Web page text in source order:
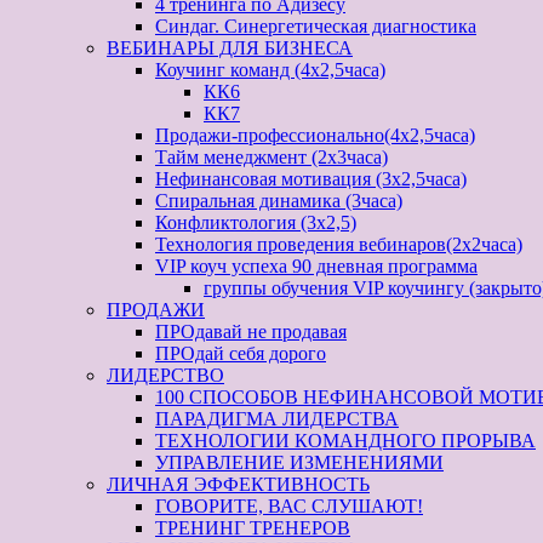
4 тренинга по Адизесу
Синдаг. Синергетическая диагностика
ВЕБИНАРЫ ДЛЯ БИЗНЕСА
Коучинг команд (4х2,5часа)
КК6
КК7
Продажи-профессионально(4х2,5часа)
Тайм менеджмент (2х3часа)
Нефинансовая мотивация (3х2,5часа)
Спиральная динамика (3часа)
Конфликтология (3х2,5)
Технология проведения вебинаров(2х2часа)
VIP коуч успеха 90 дневная программа
группы обучения VIP коучингу
ПРОДАЖИ
ПРОдавай не продавая
ПРОдай себя дорого
ЛИДЕРСТВО
100 СПОСОБОВ НЕФИНАНСОВОЙ
ПАРАДИГМА ЛИДЕРСТВА
ТЕХНОЛОГИИ КОМАНДНОГО ПРОРЫВА
УПРАВЛЕНИЕ ИЗМЕНЕНИЯМИ
ЛИЧНАЯ ЭФФЕКТИВНОСТЬ
ГОВОРИТЕ, ВАС СЛУШАЮТ!
ТРЕНИНГ ТРЕНЕРОВ